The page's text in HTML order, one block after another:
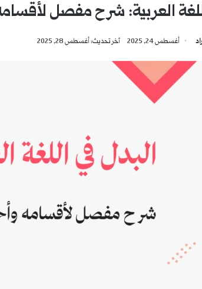
العربية: شرح مفصل
أغسطس 24, 2025 آخر تحديث: أغسطس 28, 2025